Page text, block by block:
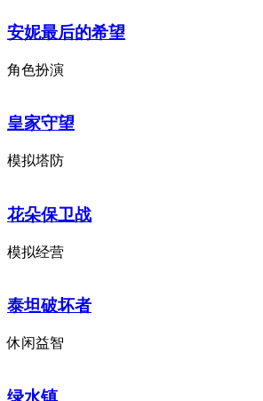
安妮最后的希望
角色扮演
皇家守望
模拟塔防
花朵保卫战
模拟经营
泰坦破坏者
休闲益智
绿水镇